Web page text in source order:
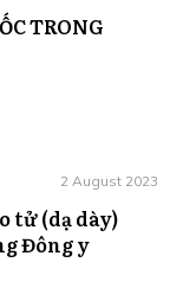
TRONG
2 August 2023
tử (dạ dày)
Đông y